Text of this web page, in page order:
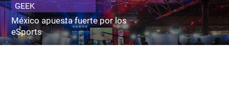
GEEK
México apuesta fuerte por los
eSports